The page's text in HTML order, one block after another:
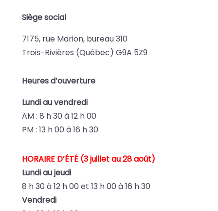
Siège social
7175, rue Marion, bureau 310
Trois-Rivières (Québec) G9A 5Z9
Heures d’ouverture
Lundi au vendredi
AM : 8 h 30 à 12 h 00
PM : 13 h 00 à 16 h 30
HORAIRE D’ÉTÉ (3 juillet au 28 août)
Lundi au jeudi
8 h 30 à 12 h 00 et 13 h 00 à 16 h 30
Vendredi